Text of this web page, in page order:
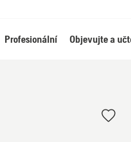
Profesionální Objevujte a